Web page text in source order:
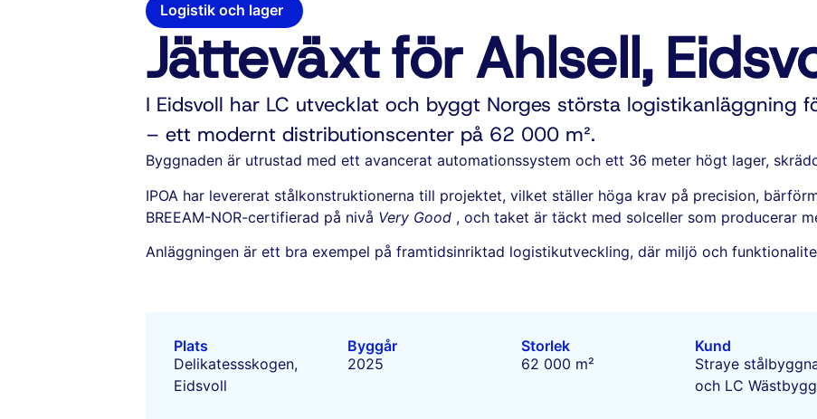
Logistik och lager
Jätteväxt för Ahlsell,
I Eidsvoll har LC utvecklat och byggt Norges största logistikanläggning
– ett modernt distributionscenter på 62 000 m².
Byggnaden är utrustad med ett avancerat automationssystem och ett 36 meter högt lager,
IPOA har levererat stålkonstruktionerna till projektet, vilket ställer höga krav på precision,
BREEAM-NOR-certifierad på nivå Very Good , och taket är täckt med solceller som producerar
Anläggningen är ett bra exempel på framtidsinriktad logistikutveckling, där miljö och
Plats
Delikatessskogen,
Eidsvoll
Byggår
2025
Storlek
62 000 m²
Kund
Straye
och LC